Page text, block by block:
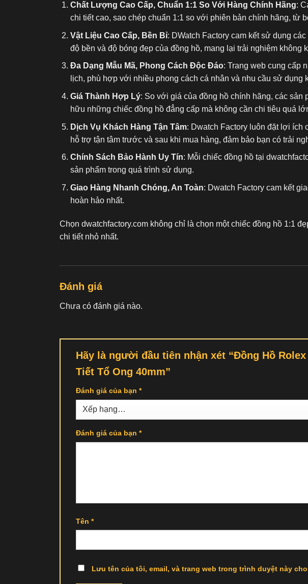
Chất Lượng Cao Cấp, Chuẩn 1:1 So Với Hàng Chính Hãng:
chi tiết cao, sao chép chuẩn 1:1 so với phiên bản chính hãng, từ
Vật Liệu Cao Cấp, Bền Bỉ: DWatch Factory cam kết sử dụng
độ bền và độ bóng đẹp của đồng hồ, mang lại trải nghiệm không
Đa Dạng Mẫu Mã, Phong Cách Độc Đáo: Trang web cung cấp
lịch, phù hợp với nhiều phong cách cá nhân và nhu cầu sử dụng
Giá Thành Hợp Lý: So với giá của đồng hồ chính hãng, các sản
hữu những chiếc đồng hồ đẳng cấp mà không cần chi tiêu quá
Dịch Vụ Khách Hàng Tận Tâm: Dwatch Factory luôn đặt lợi ích
hỗ trợ tận tâm trước và sau khi mua hàng, đảm bảo bạn có trải
Chính Sách Bảo Hành Uy Tín: Mỗi chiếc đồng hồ tại
sản phẩm trong quá trình sử dụng.
Giao Hàng Nhanh Chóng, An Toàn: Dwatch Factory cam kết
hoàn hảo nhất.
Chọn dwatchfactory.com không chỉ là chọn một chiếc đồng hồ 1:1
chi tiết nhỏ nhất.
Đánh giá
Chưa có đánh giá nào.
Hãy là người đầu tiên nhận xét “Đồng Hồ
Tiết Tổ Ong 40mm”
Đánh giá của bạn *
Đánh giá của bạn *
Tên *
Lưu tên của tôi, email, và trang web trong trình duyệt này